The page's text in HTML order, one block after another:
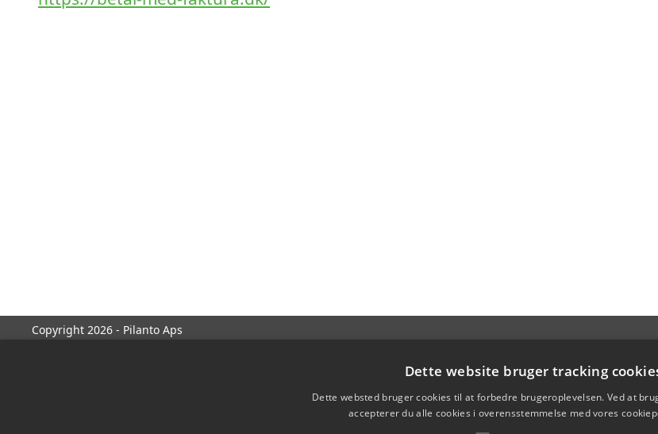
Copyright 2026 - Pilanto Aps
Dette website bruger tracking
Dette websted bruger cookies til at forbedre brugeroplevelsen. Ved at
accepterer du alle cookies i overensstemmelse med vores